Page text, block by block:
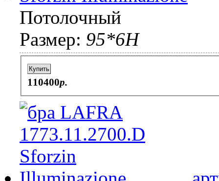
Потолочный
Размер: 95*6H
Купить
110400p.